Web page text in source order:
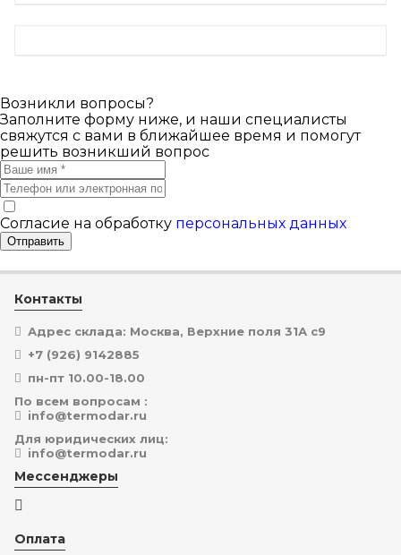
Возникли вопросы?
Заполните форму ниже, и наши специалисты
свяжутся с вами в ближайшее время и помогут
решить возникший вопрос
Согласие на обработку персональных данных
Отправить
Контакты
Адрес склада: Москва, Верхние поля 31А с9
+7 (926) 9142885
пн-пт 10.00-18.00
По всем вопросам :
info@termodar.ru
Для юридических лиц:
info@termodar.ru
Мессенджеры
Оплата